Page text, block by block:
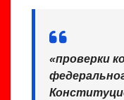
«проверки